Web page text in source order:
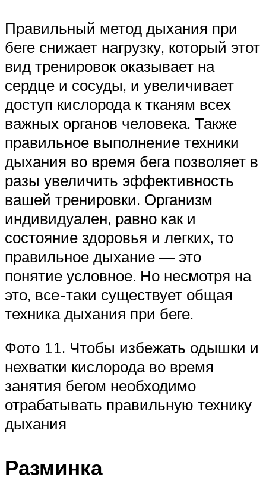
Правильный метод дыхания при
беге снижает нагрузку, который этот
вид тренировок оказывает на
сердце и сосуды, и увеличивает
доступ кислорода к тканям всех
важных органов человека. Также
правильное выполнение техники
дыхания во время бега позволяет в
разы увеличить эффективность
вашей тренировки. Организм
индивидуален, равно как и
состояние здоровья и легких, то
правильное дыхание — это
понятие условное. Но несмотря на
это, все-таки существует общая
техника дыхания при беге.
Фото 11. Чтобы избежать одышки и
нехватки кислорода во время
занятия бегом необходимо
отрабатывать правильную технику
дыхания
Разминка